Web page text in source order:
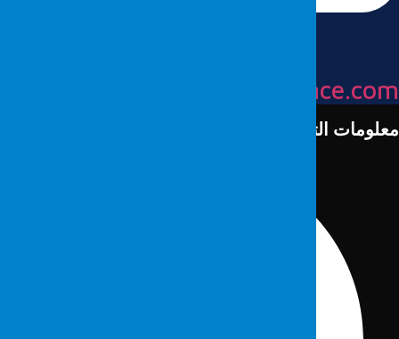
التواصل